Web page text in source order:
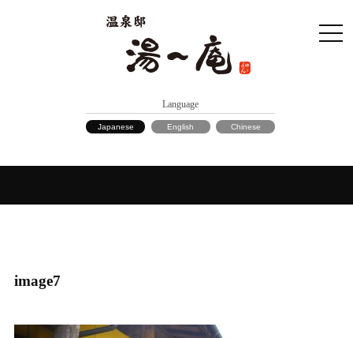
Language
Japanese English Chinese
image7